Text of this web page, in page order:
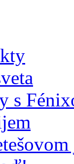
s